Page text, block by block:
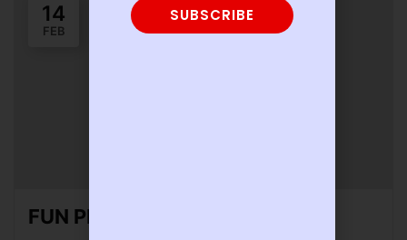
14
FEB
FUN PLAYDATE Februari 2026
SUBSCRIBE